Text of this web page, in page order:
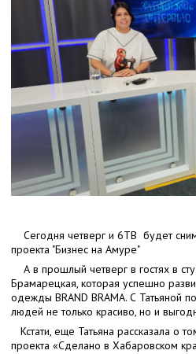
Сегодня четверг и 6ТВ будет
проекта "Бизнес на Амуре"
А в прошлый четверг в гостях в
Брамарецкая, которая успешно
одежды BRAND BRAMA. С Татьяной
людей не только красиво, но и
Кстати, еще Татьяна рассказала о
проекта «Сделано в Хабаровском